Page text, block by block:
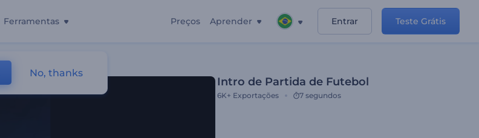
Ferramentas Preços Aprender Entrar Teste Grátis
Intro de Partida de Futebol
6K+ Exportações 7 segundos
No, thanks